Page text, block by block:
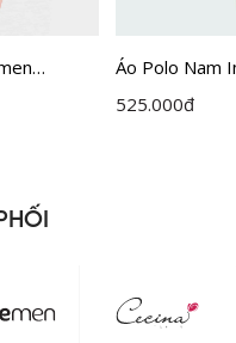
Áo Polo Nam
525.000đ